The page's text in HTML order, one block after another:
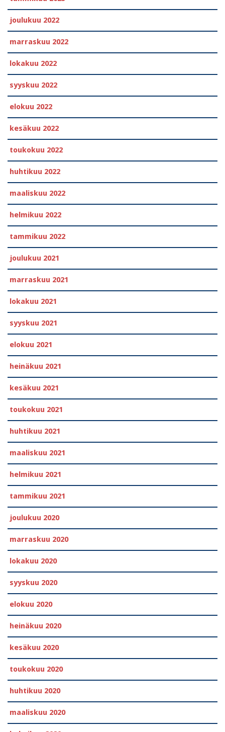
joulukuu 2022
marraskuu 2022
lokakuu 2022
syyskuu 2022
elokuu 2022
kesäkuu 2022
toukokuu 2022
huhtikuu 2022
maaliskuu 2022
helmikuu 2022
tammikuu 2022
joulukuu 2021
marraskuu 2021
lokakuu 2021
syyskuu 2021
elokuu 2021
heinäkuu 2021
kesäkuu 2021
toukokuu 2021
huhtikuu 2021
maaliskuu 2021
helmikuu 2021
tammikuu 2021
joulukuu 2020
marraskuu 2020
lokakuu 2020
syyskuu 2020
elokuu 2020
heinäkuu 2020
kesäkuu 2020
toukokuu 2020
huhtikuu 2020
maaliskuu 2020